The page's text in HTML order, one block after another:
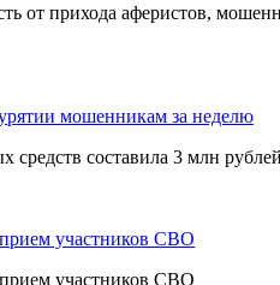
от прихода аферистов,
мошенникам за неделю
составила 3 млн
участников СВО
участников СВО